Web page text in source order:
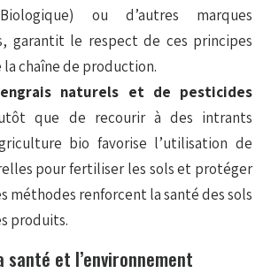
ou d’autres marques
garantit le respect de ces principes
chaîne de production.
naturels et de pesticides
que de recourir à des intrants
bio favorise l’utilisation de
pour fertiliser les sols et protéger
méthodes renforcent la santé des sols
produits.
santé et l’environnement